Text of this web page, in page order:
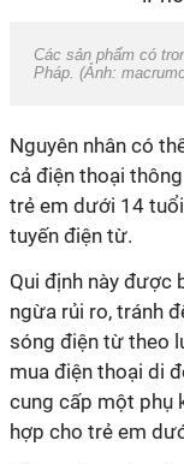
Các sản phẩm có
Pháp. (Ảnh:
Nguyên nhân có
cả điện thoại
trẻ em dưới 14
tuyến điện từ.
Qui định này được
ngừa rủi ro, tránh
sóng điện từ theo
mua điện thoại di
cung cấp một phụ
hợp cho trẻ em